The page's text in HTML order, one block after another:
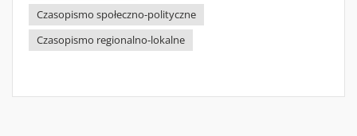
Czasopismo społeczno-polityczne
Czasopismo regionalno-lokalne